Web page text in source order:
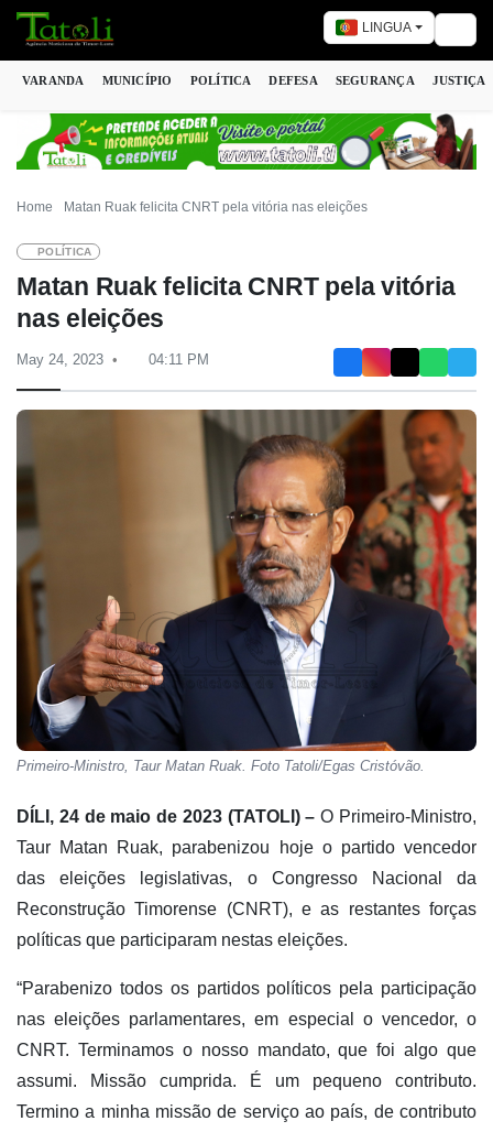
LINGUA
VARANDA MUNICÍPIO POLÍTICA DEFESA SEGURANÇA JUSTIÇA
Home Matan Ruak felicita CNRT pela vitória nas eleições
POLÍTICA
Matan Ruak felicita CNRT pela vitória
nas eleições
May 24, 2023 04:11 PM
Primeiro-Ministro, Taur Matan Ruak. Foto Tatoli/Egas Cristóvão.
DÍLI, 24 de maio de 2023 (TATOLI) –O Primeiro-Ministro,
Taur Matan Ruak, parabenizou hoje o partido vencedor
das eleições legislativas, o Congresso Nacional da
Reconstrução Timorense (CNRT), e as restantes forças
políticas que participaram nestas eleições.
“Parabenizo todos os partidos políticos pela participação
nas eleições parlamentares, em especial o vencedor, o
CNRT. Terminamos o nosso mandato, que foi algo que
assumi. Missão cumprida. É um pequeno contributo.
Termino a minha missão de serviço ao país, de contributo